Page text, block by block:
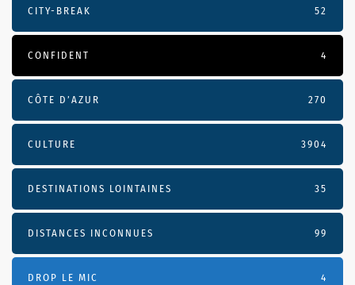
CITY-BREAK 52
CONFIDENT 4
CÔTE D’AZUR 270
CULTURE 3904
DESTINATIONS LOINTAINES 35
DISTANCES INCONNUES 99
DROP LE MIC 4